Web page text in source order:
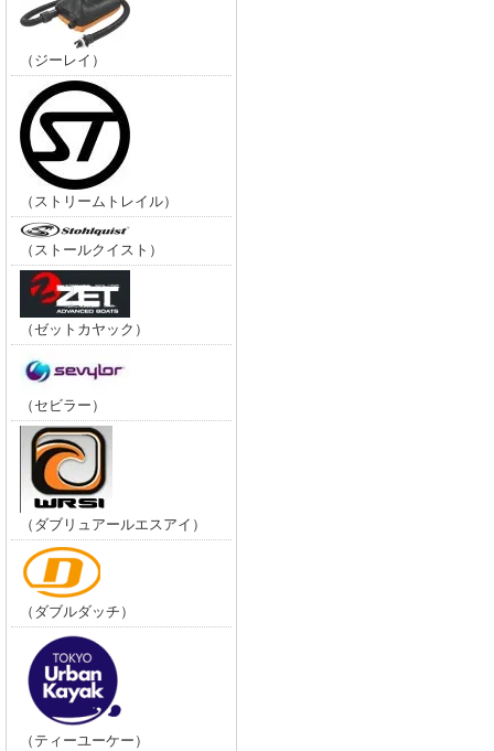
（ジーレイ）
（ストリームトレイル）
（ストールクイスト）
（ゼットカヤック）
（セビラー）
（ダブリュアールエスアイ）
（ダブルダッチ）
（ティーユーケー）